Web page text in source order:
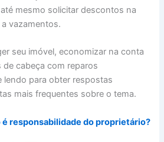
mesmo solicitar descontos na
vazamentos.
seu imóvel, economizar na conta
de cabeça com reparos
lendo para obter respostas
mais frequentes sobre o tema.
é responsabilidade do proprietário?